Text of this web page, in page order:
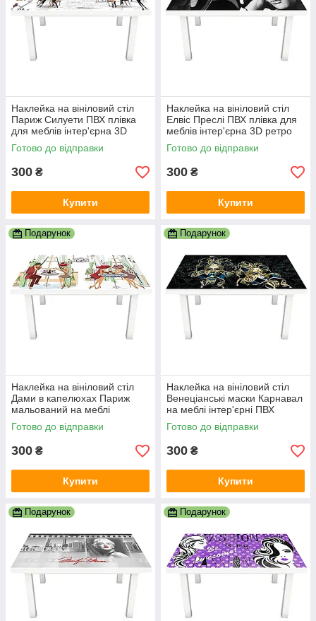
Наклейка на вініловий стіл
Париж Силуети ПВХ плівка
для меблів інтер'єрна 3D
люди мальований 600х1200
мм
Готово до відправки
300 ₴
Купити
Наклейка на вініловий стіл
Елвіс Преслі ПВХ плівка для
меблів інтер'єрна 3D ретро
співаки сірий 600х1200 мм
Готово до відправки
300 ₴
Купити
Подарунок
Наклейка на вініловий стіл
Дами в капелюхах Париж
мальований на меблі
інтер'єрні ПВХ 3Д беж
600х1200 мм
Готово до відправки
300 ₴
Купити
Подарунок
Наклейка на вініловий стіл
Венеціанські маски Карнавал
на меблі інтер'єрні ПВХ
плівка чорний 600х1200 мм
Готово до відправки
300 ₴
Купити
Подарунок Подарунок